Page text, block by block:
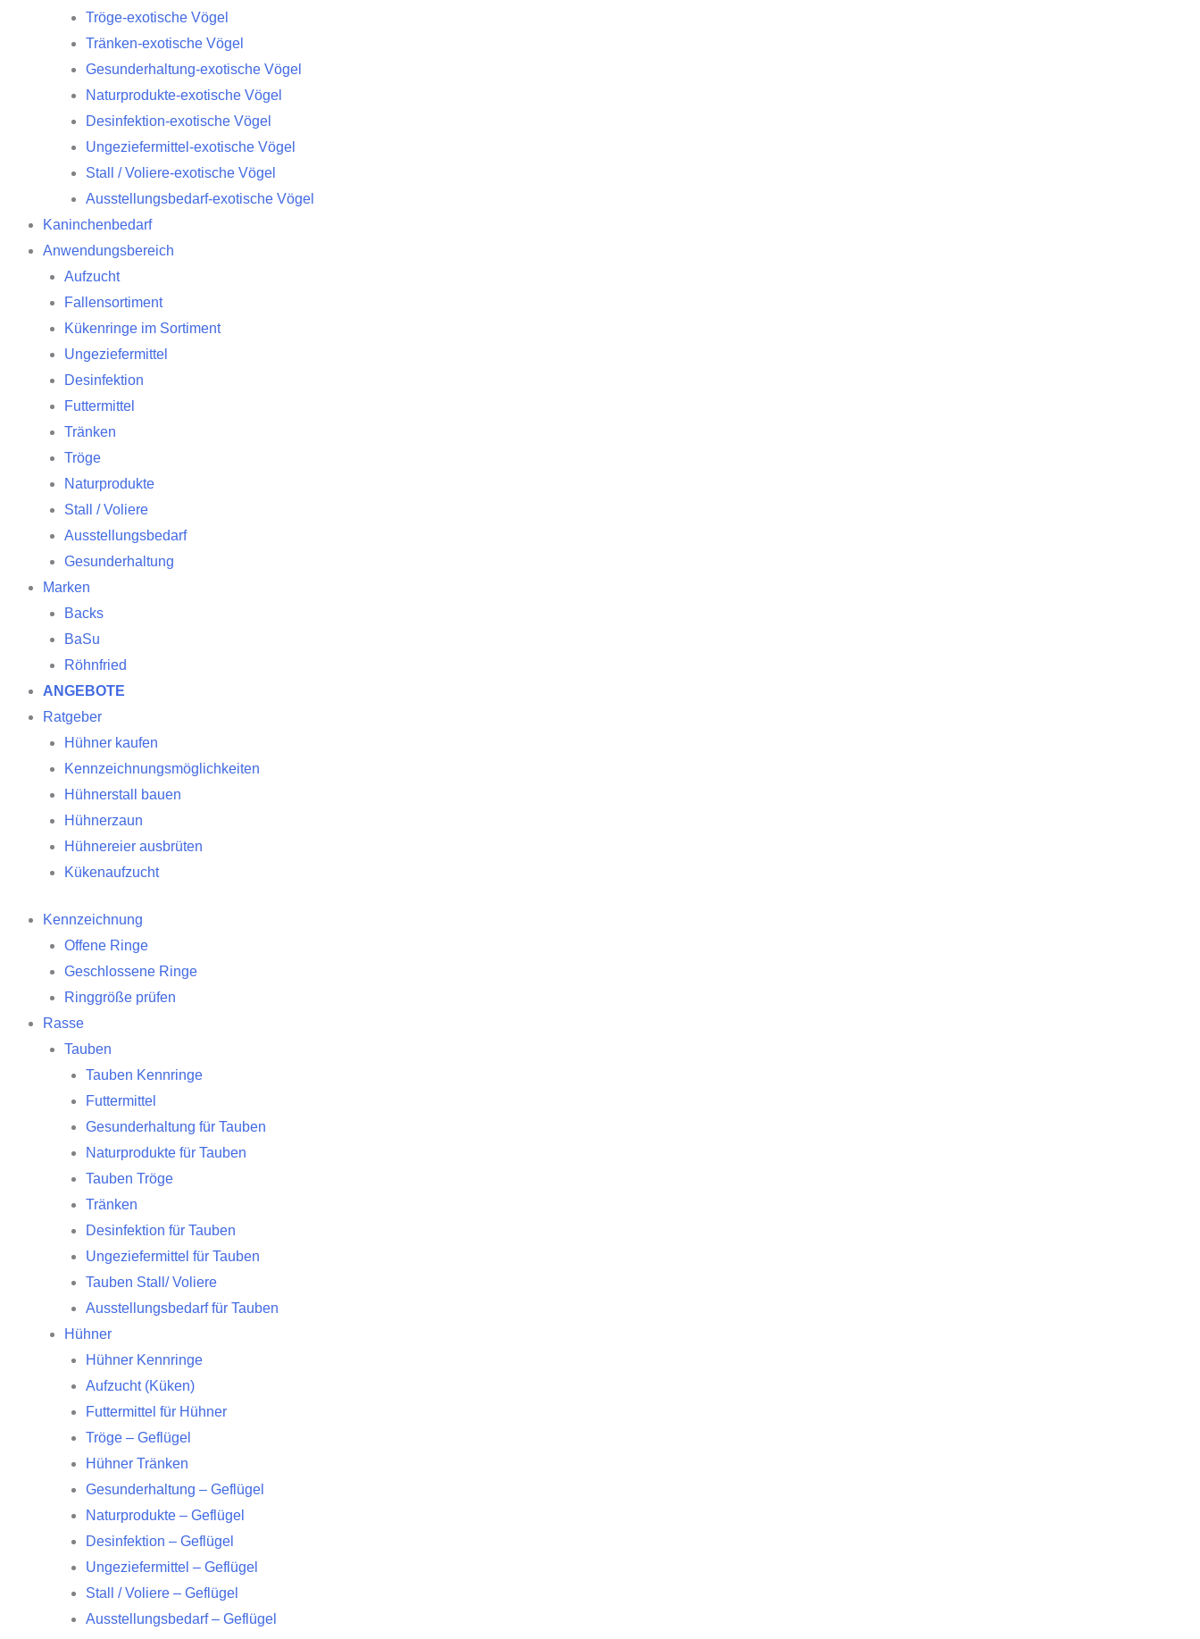
Tröge-exotische Vögel
Tränken-exotische Vögel
Gesunderhaltung-exotische Vögel
Naturprodukte-exotische Vögel
Desinfektion-exotische Vögel
Ungeziefermittel-exotische Vögel
Stall / Voliere-exotische Vögel
Ausstellungsbedarf-exotische Vögel
Kaninchenbedarf
Anwendungsbereich
Aufzucht
Fallensortiment
Kükenringe im Sortiment
Ungeziefermittel
Desinfektion
Futtermittel
Tränken
Tröge
Naturprodukte
Stall / Voliere
Ausstellungsbedarf
Gesunderhaltung
Marken
Backs
BaSu
Röhnfried
ANGEBOTE
Ratgeber
Hühner kaufen
Kennzeichnungsmöglichkeiten
Hühnerstall bauen
Hühnerzaun
Hühnereier ausbrüten
Kükenaufzucht
Kennzeichnung
Offene Ringe
Geschlossene Ringe
Ringgröße prüfen
Rasse
Tauben
Tauben Kennringe
Futtermittel
Gesunderhaltung für Tauben
Naturprodukte für Tauben
Tauben Tröge
Tränken
Desinfektion für Tauben
Ungeziefermittel für Tauben
Tauben Stall/ Voliere
Ausstellungsbedarf für Tauben
Hühner
Hühner Kennringe
Aufzucht (Küken)
Futtermittel für Hühner
Tröge – Geflügel
Hühner Tränken
Gesunderhaltung – Geflügel
Naturprodukte – Geflügel
Desinfektion – Geflügel
Ungeziefermittel – Geflügel
Stall / Voliere – Geflügel
Ausstellungsbedarf – Geflügel